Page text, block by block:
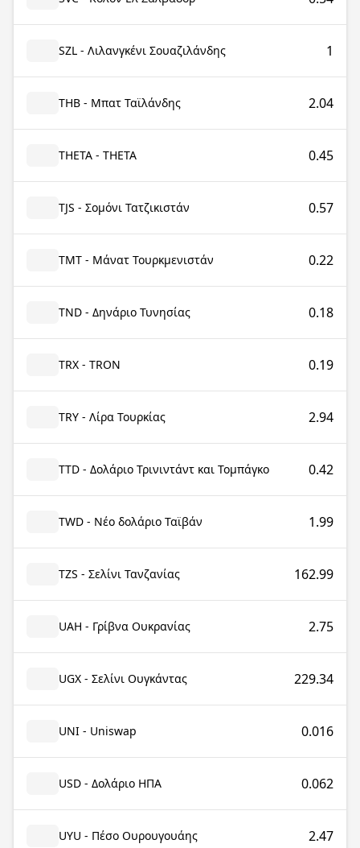
SZL - Λιλανγκένι Σουαζιλάνδης 1
THB - Μπατ Ταϊλάνδης 2.04
THETA - THETA 0.45
TJS - Σομόνι Τατζικιστάν 0.57
TMT - Μάνατ Τουρκμενιστάν 0.22
TND - Δηνάριο Τυνησίας 0.18
TRX - TRON 0.19
TRY - Λίρα Τουρκίας 2.94
TTD - Δολάριο Τρινιντάντ και Τομπάγκο 0.42
TWD - Νέο δολάριο Ταϊβάν 1.99
TZS - Σελίνι Τανζανίας 162.99
UAH - Γρίβνα Ουκρανίας 2.75
UGX - Σελίνι Ουγκάντας 229.34
UNI - Uniswap 0.016
USD - Δολάριο ΗΠΑ 0.062
UYU - Πέσο Ουρουγουάης 2.47